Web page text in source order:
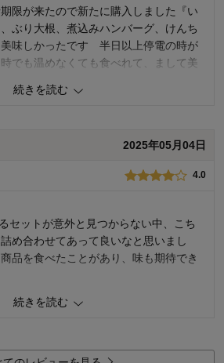
限が来たので新たに購入しました『い
ぶり大根、煮込みハンバーグ、けんち
味しかったです 半日以上停電の時が
でも温めなくても食べれて、まして美
て良かったです
ント： 美味しい、保存が利く、使い勝手が良い
用途： ご自宅用
続きを読む
2025年05月04日
4.0
セットが意外と見つからない中、こち
め合わせてあって良いなと思いまし
品を食べたことがあり、味も期待でき
たことです。
続きを読む